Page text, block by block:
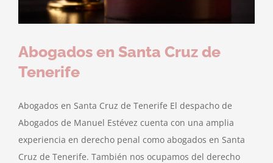
Abogados en Santa Cruz de
Tenerife
Abogados en Santa Cruz de Tenerife El despacho de
Abogados de Manuel Estévez cuenta con una amplia
experiencia en derecho penal como abogados en Santa
Cruz de Tenerife. También nos ocupamos del derecho